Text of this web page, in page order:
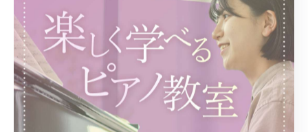
を超えた人と人とのつながりを育む場所となっていま
す。
シニアの認知機能維持に役立つピ
アノ教室活用法